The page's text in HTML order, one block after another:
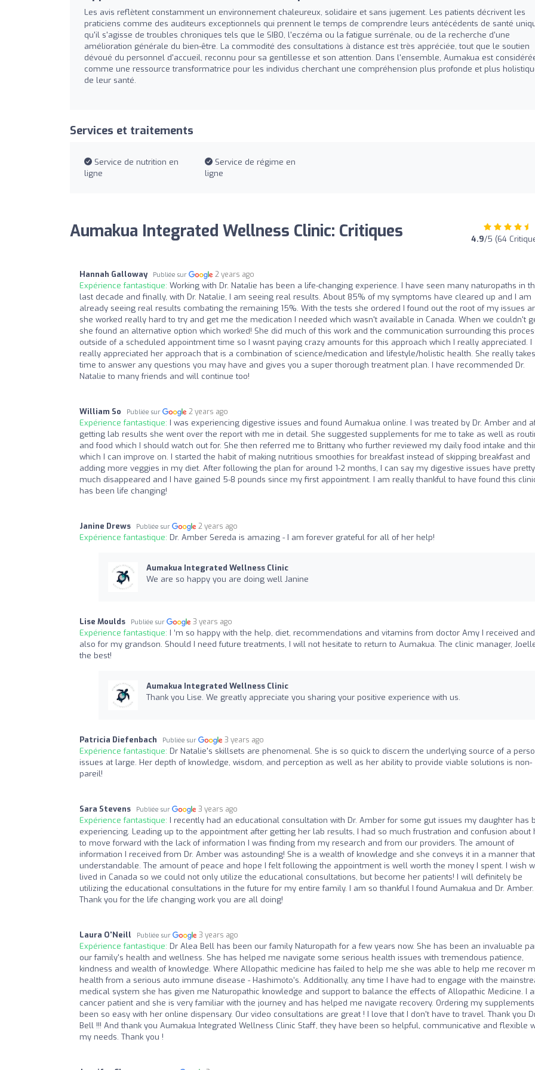
Les avis reflètent constamment un environnement chaleureux, solidaire et sans jugement. Les patients décrivent les
praticiens comme des auditeurs exceptionnels qui prennent le temps de comprendre leurs antécédents de santé
qu'il s'agisse de troubles chroniques tels que le SIBO, l'eczéma ou la fatigue surrénale, ou de la recherche d'une
amélioration générale du bien-être. La commodité des consultations à distance est très appréciée, tout que le soutien
dévoué du personnel d'accueil, reconnu pour sa gentillesse et son attention. Dans l'ensemble, Aumakua est
comme une ressource transformatrice pour les individus cherchant une compréhension plus profonde et plus
de leur santé.
Services et traitements
Service de nutrition en
ligne
Service de régime en
ligne
Aumakua Integrated Wellness Clinic: Critiques 4.9/5 (64
Hannah Galloway Publiée sur 2 years ago
Expérience fantastique: Working with Dr. Natalie has been a life-changing experience. I have seen many naturopaths in
last decade and finally, with Dr. Natalie, I am seeing real results. About 85% of my symptoms have cleared up and I am
already seeing real results combating the remaining 15%. With the tests she ordered I found out the root of my issues
she worked really hard to try and get me the medication I needed which wasn't available in Canada. When we couldn't
she found an alternative option which worked! She did much of this work and the communication surrounding this
outside of a scheduled appointment time so I wasnt paying crazy amounts for this approach which I really appreciated. I
really appreciated her approach that is a combination of science/medication and lifestyle/holistic health. She really
time to answer any questions you may have and gives you a super thorough treatment plan. I have recommended Dr.
Natalie to many friends and will continue too!
William So Publiée sur 2 years ago
Expérience fantastique: I was experiencing digestive issues and found Aumakua online. I was treated by Dr. Amber and
getting lab results she went over the report with me in detail. She suggested supplements for me to take as well as
and food which I should watch out for. She then referred me to Brittany who further reviewed my daily food intake and
which I can improve on. I started the habit of making nutritious smoothies for breakfast instead of skipping breakfast and
adding more veggies in my diet. After following the plan for around 1-2 months, I can say my digestive issues have pretty
much disappeared and I have gained 5-8 pounds since my first appointment. I am really thankful to have found this
has been life changing!
Janine Drews Publiée sur 2 years ago
Expérience fantastique: Dr. Amber Sereda is amazing - I am forever grateful for all of her help!
Aumakua Integrated Wellness Clinic
We are so happy you are doing well Janine
Lise Moulds Publiée sur 3 years ago
Expérience fantastique: I ’m so happy with the help, diet, recommendations and vitamins from doctor Amy I received and
also for my grandson. Should I need future treatments, I will not hesitate to return to Aumakua. The clinic manager,
the best!
Aumakua Integrated Wellness Clinic
Thank you Lise. We greatly appreciate you sharing your positive experience with us.
Patricia Diefenbach Publiée sur 3 years ago
Expérience fantastique: Dr Natalie's skillsets are phenomenal. She is so quick to discern the underlying source of a
issues at large. Her depth of knowledge, wisdom, and perception as well as her ability to provide viable solutions is non-
pareil!
Sara Stevens Publiée sur 3 years ago
Expérience fantastique: I recently had an educational consultation with Dr. Amber for some gut issues my daughter has
experiencing. Leading up to the appointment after getting her lab results, I had so much frustration and confusion about
to move forward with the lack of information I was finding from my research and from our providers. The amount of
information I received from Dr. Amber was astounding! She is a wealth of knowledge and she conveys it in a manner
understandable. The amount of peace and hope I felt following the appointment is well worth the money I spent. I wish
lived in Canada so we could not only utilize the educational consultations, but become her patients! I will definitely be
utilizing the educational consultations in the future for my entire family. I am so thankful I found Aumakua and Dr. Amber.
Thank you for the life changing work you are all doing!
Laura O'Neill Publiée sur 3 years ago
Expérience fantastique: Dr Alea Bell has been our family Naturopath for a few years now. She has been an invaluable
our family's health and wellness. She has helped me navigate some serious health issues with tremendous patience,
kindness and wealth of knowledge. Where Allopathic medicine has failed to help me she was able to help me recover
health from a serious auto immune disease - Hashimoto's. Additionally, any time I have had to engage with the
medical system she has given me Naturopathic knowledge and support to balance the effects of Allopathic Medicine. I
cancer patient and she is very familiar with the journey and has helped me navigate recovery. Ordering my
been so easy with her online dispensary. Our video consultations are great ! I love that I don't have to travel. Thank you
Bell !!! And thank you Aumakua Integrated Wellness Clinic Staff, they have been so helpful, communicative and flexible
my needs. Thank you !